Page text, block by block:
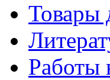
Товары
Работы